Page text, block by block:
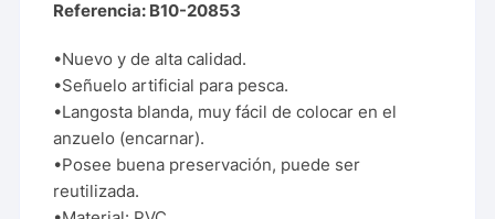
Referencia: B10-20853
•Nuevo y de alta calidad.
•Señuelo artificial para pesca.
•Langosta blanda, muy fácil de colocar en el
anzuelo (encarnar).
•Posee buena preservación, puede ser
reutilizada.